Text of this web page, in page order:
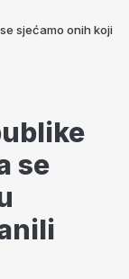
sjećamo onih koji
se